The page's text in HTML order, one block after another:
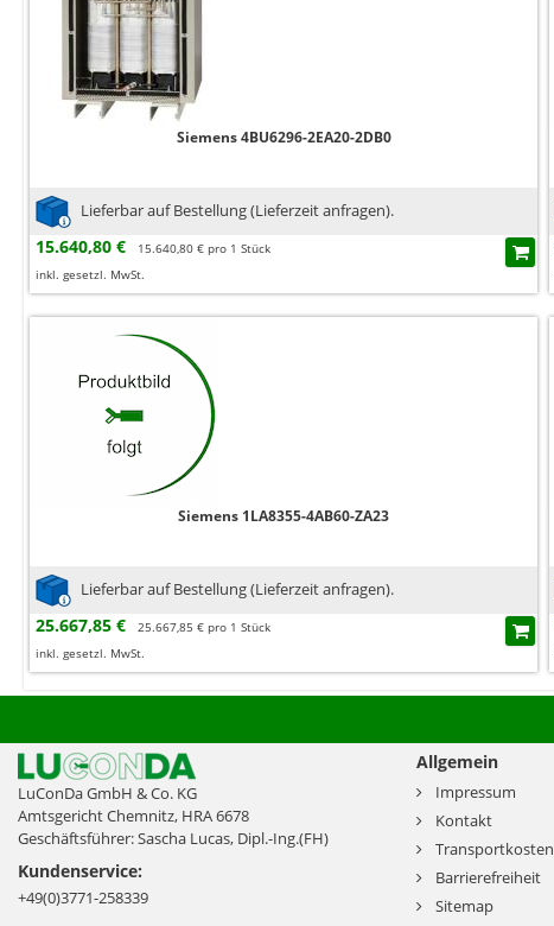
Siemens 4BU6296-2EA20-2DB0
Lieferbar auf Bestellung (Lieferzeit anfragen).
15.640,80 €
15.640,80 € pro 1 Stück
inkl. gesetzl. MwSt.
Siemens 1LA8355-4AB60-ZA23
Lieferbar auf Bestellung (Lieferzeit anfragen).
25.667,85 €
25.667,85 € pro 1 Stück
inkl. gesetzl. MwSt.
LuConDa GmbH & Co. KG
Amtsgericht Chemnitz, HRA 6678
Geschäftsführer: Sascha Lucas, Dipl.-Ing.(FH)
Kundenservice:
+49(0)3771-258339
Allgemein
Impressum
Kontakt
Transportkosten
Barrierefreiheit
Sitemap